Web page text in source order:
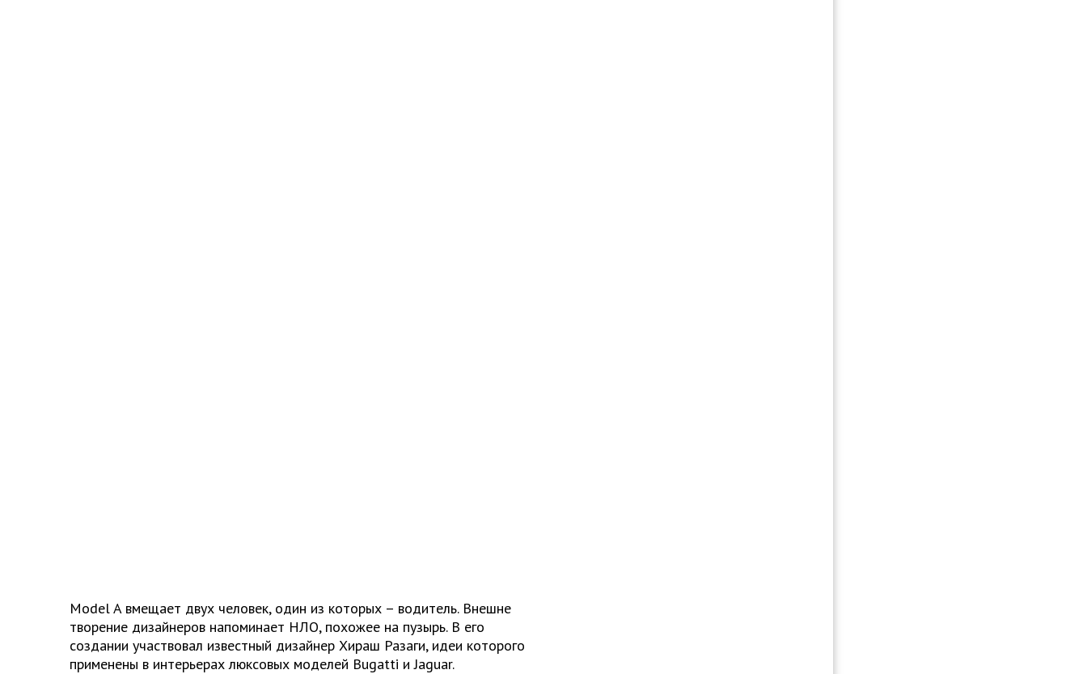
Model A вмещает двух человек, один из которых – водитель. Внешне
творение дизайнеров напоминает НЛО, похожее на пузырь. В его
создании участвовал известный дизайнер Хираш Разаги, идеи которого
применены в интерьерах люксовых моделей Bugatti и Jaguar.